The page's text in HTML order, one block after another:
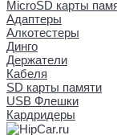
MicroSD карты
Адаптеры
Алкотестеры
Динго
Держатели
Кабеля
SD карты памяти
USB Флешки
Кардридеры